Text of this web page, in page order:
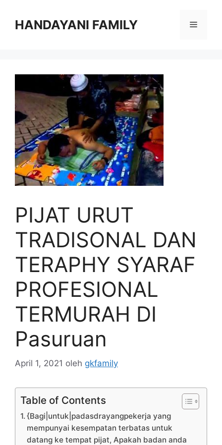
HANDAYANI FAMILY Menu
PIJAT URUT
TRADISONAL DAN
TERAPHY SYARAF
PROFESIONAL
TERMURAH DI
Pasuruan
April 1, 2021 oleh gkfamily
Table of Contents
{Bagi|untuk|padasdrayangpekerja yang
mempunyai kesempatan terbatas untuk
datang ke tempat pijat, Apakah badan anda